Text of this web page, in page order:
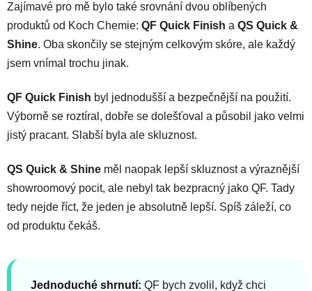
Zajímavé pro mě bylo také srovnání dvou oblíbených
produktů od Koch Chemie: QF Quick Finish a QS Quick &
Shine. Oba skončily se stejným celkovým skóre, ale každý
jsem vnímal trochu jinak.
QF Quick Finish byl jednodušší a bezpečnější na použití.
Výborně se roztíral, dobře se dolešťoval a působil jako velmi
jistý pracant. Slabší byla ale skluznost.
QS Quick & Shine měl naopak lepší skluznost a výraznější
showroomový pocit, ale nebyl tak bezpracný jako QF. Tady
tedy nejde říct, že jeden je absolutně lepší. Spíš záleží, co
od produktu čekáš.
Jednoduché shrnutí: QF bych zvolil, když chci